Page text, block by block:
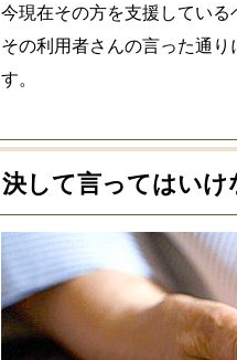
今現在その方を支援している
その利用者さんの言った通
す。
決して言ってはい